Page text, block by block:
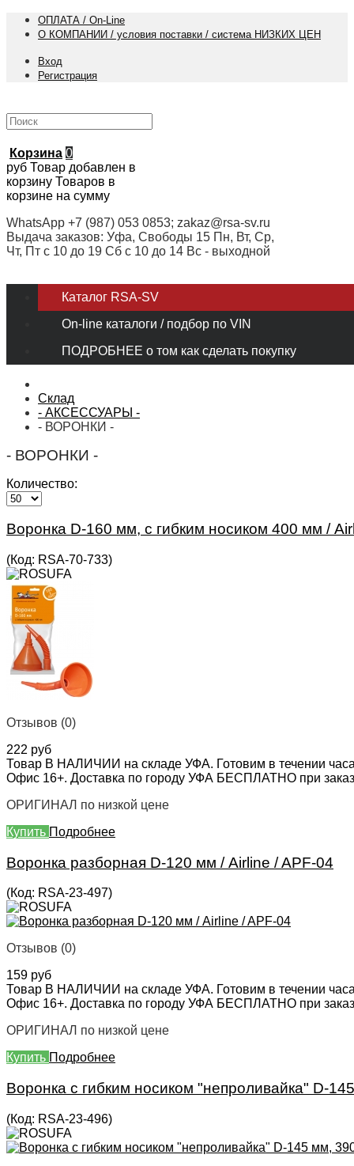
ОПЛАТА / On-Line
О КОМПАНИИ / условия поставки / система НИЗКИХ ЦЕН
Вход
Регистрация
Корзина 0
руб Товар добавлен в
корзину Товаров в
корзине на сумму
WhatsApp +7 (987) 053 0853; zakaz@rsa-sv.ru
Выдача заказов: Уфа, Свободы 15 Пн, Вт, Ср,
Чт, Пт с 10 до 19 Сб с 10 до 14 Вс - выходной
Каталог RSA-SV
On-line каталоги / подбор по VIN
ПОДРОБНЕЕ о том как сделать покупку
Склад
- АКСЕССУАРЫ -
- ВОРОНКИ -
- ВОРОНКИ -
Количество:
Воронка D-160 мм, с гибким носиком 400 мм /
(Код: RSA-70-733)
Отзывов (0)
222 руб
Товар В НАЛИЧИИ на складе УФА. Готовим в течении
Офис 16+. Доставка по городу УФА БЕСПЛАТНО при
ОРИГИНАЛ по низкой цене
Купить Подробнее
Воронка разборная D-120 мм / Airline / APF-04
(Код: RSA-23-497)
Отзывов (0)
159 руб
Товар В НАЛИЧИИ на складе УФА. Готовим в течении
Офис 16+. Доставка по городу УФА БЕСПЛАТНО при
ОРИГИНАЛ по низкой цене
Купить Подробнее
Воронка с гибким носиком "непроливайка" D-
(Код: RSA-23-496)